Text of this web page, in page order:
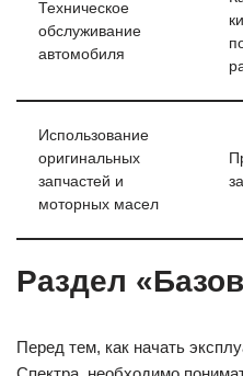
Техническое
обслуживание
автомобиля
Использование
оригинальных
запчастей и
моторных масел
Раздел
Перед тем, как начать